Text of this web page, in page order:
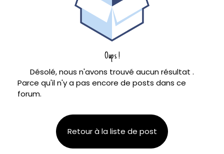
Oups !
Désolé, nous n'avons trouvé aucun résultat .
Parce qu'il n'y a pas encore de posts dans ce
forum.
Retour à la liste de post